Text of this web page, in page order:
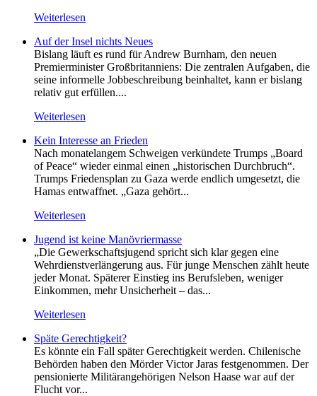
Weiterlesen
Auf der Insel nichts Neues
Bislang läuft es rund für Andrew Burnham, den neuen
Premierminister Großbritanniens: Die zentralen Aufgaben, die
seine informelle Jobbeschreibung beinhaltet, kann er bislang
relativ gut erfüllen....
Weiterlesen
Kein Inte­resse an Frieden
Nach monatelangem Schweigen verkündete Trumps „Board
of Peace“ wieder einmal einen „historischen Durchbruch“.
Trumps Friedensplan zu Gaza werde endlich umgesetzt, die
Hamas entwaffnet. „Gaza gehört...
Weiterlesen
Jugend ist keine Manövriermasse
„Die Gewerkschaftsjugend spricht sich klar gegen eine
Wehrdienstverlängerung aus. Für junge Menschen zählt heute
jeder Monat. Späterer Einstieg ins Berufsleben, weniger
Einkommen, mehr Unsicherheit – das...
Weiterlesen
Späte Gerechtigkeit?
Es könnte ein Fall später Gerechtigkeit werden. Chilenische
Behörden haben den Mörder Victor Jaras festgenommen. Der
pensionierte Militärangehörigen Nelson Haase war auf der
Flucht vor...